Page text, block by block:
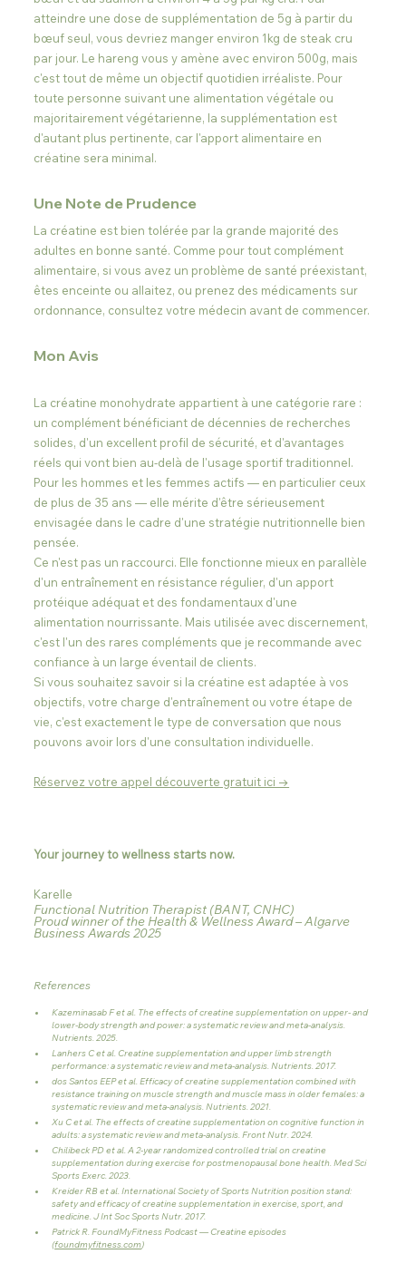
atteindre une dose de supplémentation de 5g à partir du
bœuf seul, vous devriez manger environ 1kg de steak cru
par jour. Le hareng vous y amène avec environ 500g, mais
c'est tout de même un objectif quotidien irréaliste. Pour
toute personne suivant une alimentation végétale ou
majoritairement végétarienne, la supplémentation est
d'autant plus pertinente, car l'apport alimentaire en
créatine sera minimal.
Une Note de Prudence
La créatine est bien tolérée par la grande majorité des
adultes en bonne santé. Comme pour tout complément
alimentaire, si vous avez un problème de santé préexistant,
êtes enceinte ou allaitez, ou prenez des médicaments sur
ordonnance, consultez votre médecin avant de commencer.
Mon Avis
La créatine monohydrate appartient à une catégorie rare :
un complément bénéficiant de décennies de recherches
solides, d'un excellent profil de sécurité, et d'avantages
réels qui vont bien au-delà de l'usage sportif traditionnel.
Pour les hommes et les femmes actifs — en particulier ceux
de plus de 35 ans — elle mérite d'être sérieusement
envisagée dans le cadre d'une stratégie nutritionnelle bien
pensée.
Ce n'est pas un raccourci. Elle fonctionne mieux en parallèle
d'un entraînement en résistance régulier, d'un apport
protéique adéquat et des fondamentaux d'une
alimentation nourrissante. Mais utilisée avec discernement,
c'est l'un des rares compléments que je recommande avec
confiance à un large éventail de clients.
Si vous souhaitez savoir si la créatine est adaptée à vos
objectifs, votre charge d'entraînement ou votre étape de
vie, c'est exactement le type de conversation que nous
pouvons avoir lors d'une consultation individuelle.
Réservez votre appel découverte gratuit ici →
Your journey to wellness starts now.
Karelle
Functional Nutrition Therapist (BANT, CNHC)
Proud winner of the Health & Wellness Award – Algarve
Business Awards 2025
References
Kazeminasab F et al. The effects of creatine supplementation on upper- and
lower-body strength and power: a systematic review and meta-analysis.
Nutrients. 2025.
Lanhers C et al. Creatine supplementation and upper limb strength
performance: a systematic review and meta-analysis. Nutrients. 2017.
dos Santos EEP et al. Efficacy of creatine supplementation combined with
resistance training on muscle strength and muscle mass in older females: a
systematic review and meta-analysis. Nutrients. 2021.
Xu C et al. The effects of creatine supplementation on cognitive function in
adults: a systematic review and meta-analysis. Front Nutr. 2024.
Chilibeck PD et al. A 2-year randomized controlled trial on creatine
supplementation during exercise for postmenopausal bone health. Med Sci
Sports Exerc. 2023.
Kreider RB et al. International Society of Sports Nutrition position stand:
safety and efficacy of creatine supplementation in exercise, sport, and
medicine. J Int Soc Sports Nutr. 2017.
Patrick R. FoundMyFitness Podcast — Creatine episodes
(foundmyfitness.com)